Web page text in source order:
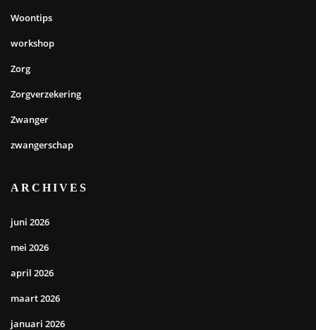
Woontips
workshop
Zorg
Zorgverzekering
Zwanger
zwangerschap
ARCHIVES
juni 2026
mei 2026
april 2026
maart 2026
januari 2026